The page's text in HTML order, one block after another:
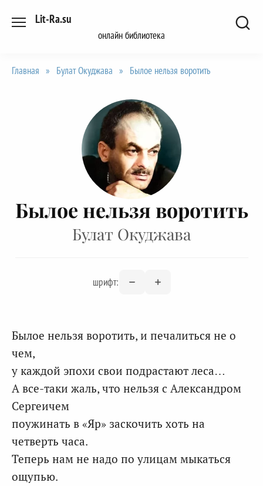
Lit-Ra.su
онлайн библиотека
Главная » Булат Окуджава » Былое нельзя воротить
Былое нельзя воротить
Булат Окуджава
шрифт:
Былое нельзя воротить, и печалиться не о
чем,
у каждой эпохи свои подрастают леса…
А все-таки жаль, что нельзя с Александром
Сергеичем
поужинать в «Яр» заскочить хоть на
четверть часа.
Теперь нам не надо по улицам мыкаться
ощупью.